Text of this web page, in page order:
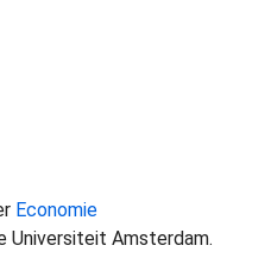
Economie
Universiteit Amsterdam.